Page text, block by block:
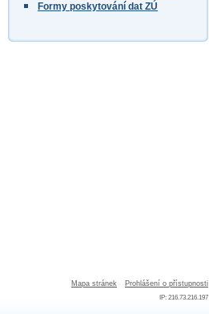
Formy poskytování dat ZÚ
Mapa stránek Prohlášení o přístupnosti
IP: 216.73.216.197